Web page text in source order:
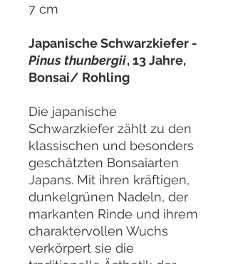
7 cm
Japanische Schwarzkiefer -
Pinus thunbergii, 13 Jahre,
Bonsai/ Rohling
Die japanische
Schwarzkiefer zählt zu den
klassischen und besonders
geschätzten Bonsaiarten
Japans. Mit ihren kräftigen,
dunkelgrünen Nadeln, der
markanten Rinde und ihrem
charaktervollen Wuchs
verkörpert sie die